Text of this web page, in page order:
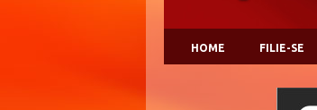
HOME FILIE-SE